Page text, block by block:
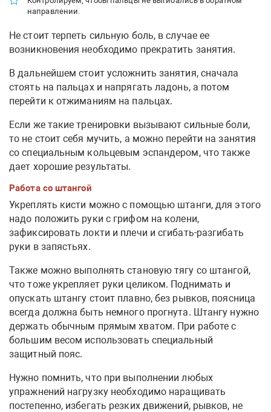
направлении.
Не стоит терпеть сильную боль, в случае ее
возникновения необходимо прекратить занятия.
В дальнейшем стоит усложнить занятия, сначала
стоять на пальцах и напрягать ладонь, а потом
перейти к отжиманиям на пальцах.
Если же такие тренировки вызывают сильные боли,
то не стоит себя мучить, а можно перейти на занятия
со специальным кольцевым эспандером, что также
дает хорошие результаты.
Работа со штангой
Укреплять кисти можно с помощью штанги, для этого
надо положить руки с грифом на колени,
зафиксировать локти и плечи и сгибать-разгибать
руки в запястьях.
Также можно выполнять становую тягу со штангой,
что тоже укрепляет руки целиком. Поднимать и
опускать штангу стоит плавно, без рывков, поясница
всегда должна быть немного прогнута. Штангу нужно
держать обычным прямым хватом. При работе с
большим весом использовать специальный
защитный пояс.
Нужно помнить, что при выполнении любых
упражнений нагрузку необходимо наращивать
постепенно, избегать резких движений, рывков, не